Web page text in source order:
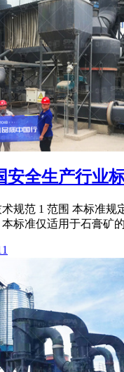
安全生产行业
规范 1 范围 本标准
标准仅适用于石膏矿的